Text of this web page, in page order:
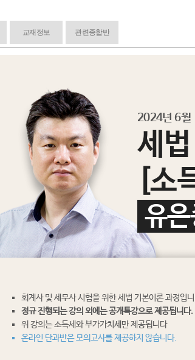
교재정보 관련종합반
2024년 6월
세
[소
유
회계사 및 세무사 시험을 위한 세법 기본이론 과정입
정규 진행되는 강의 외에는 공개특강으로 제공됩니다.
위 강의는 소득세와 부가가치세만 제공됩니다
온라인 단과반은 모의고사를 제공하지 않습니다.